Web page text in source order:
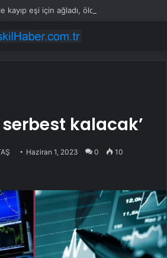
kalacak’
Haziran 1, 2023 0 10